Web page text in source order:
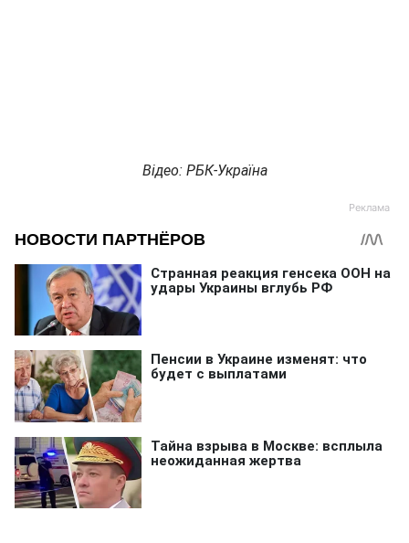
Відео: РБК-Україна